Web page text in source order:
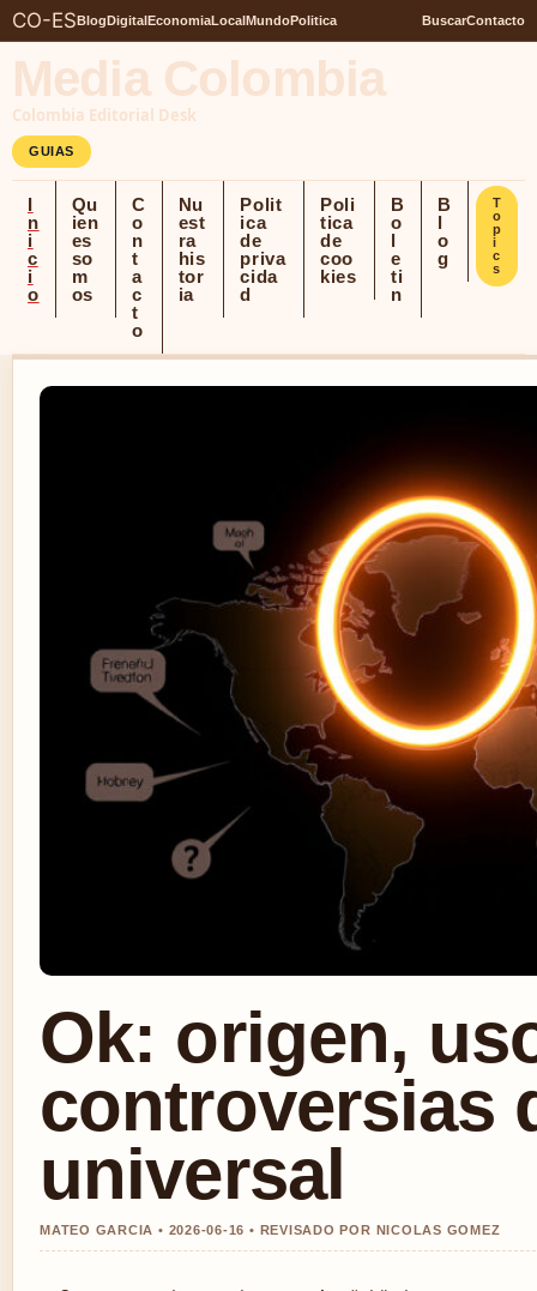
CO-ESBlogDigitalEconomiaLocalMundoPolitica BuscarContacto
Media Colombia
Colombia Editorial Desk
GUIAS
I
n
i
c
i
o
Qu
ien
es
so
m
os
C
o
n
t
a
c
t
o
Nu
est
ra
his
tor
ia
Polit
ica
de
priva
cida
d
Poli
tica
de
coo
kies
B
o
l
e
ti
n
B
l
o
g
T
o
p
i
c
s
Ok: origen,
controversias
universal
MATEO GARCIA • 2026-06-16 • REVISADO POR NICOLAS GOMEZ